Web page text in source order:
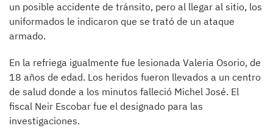
un posible accidente de tránsito, pero al llegar al sitio, los
uniformados le indicaron que se trató de un ataque
armado.
En la refriega igualmente fue lesionada Valeria Osorio, de
18 años de edad. Los heridos fueron llevados a un centro
de salud donde a los minutos falleció Michel José. El
fiscal Neir Escobar fue el designado para las
investigaciones.